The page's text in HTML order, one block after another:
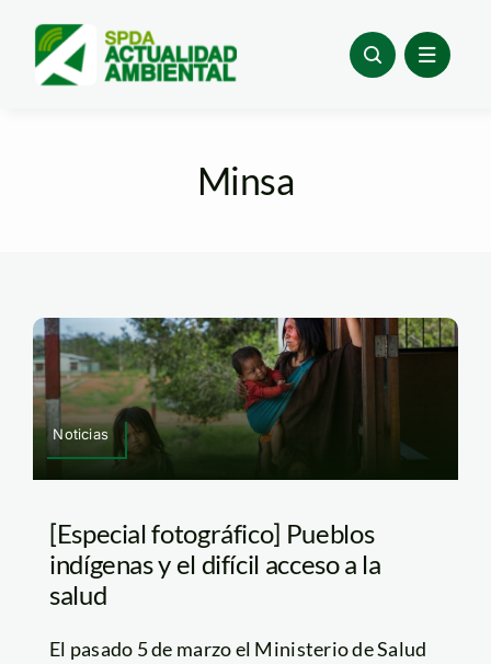
content
Minsa
Noticias
[Especial fotográfico] Pueblos
indígenas y el difícil acceso a la
salud
El pasado 5 de marzo el Ministerio de Salud